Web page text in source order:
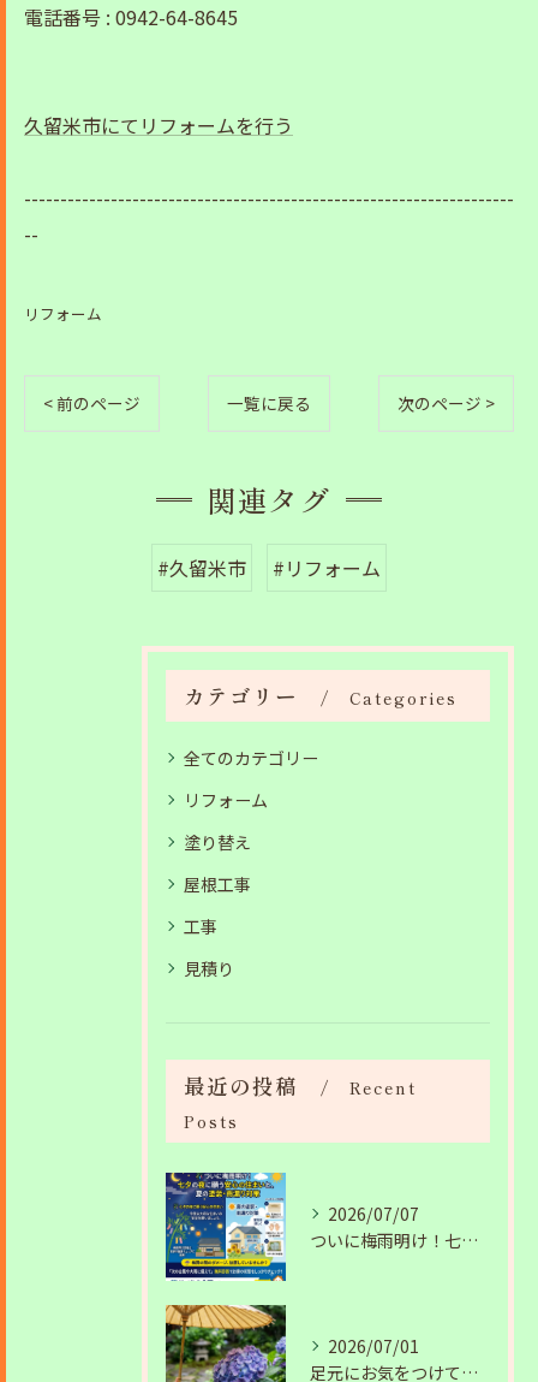
電話番号 : 0942-64-8645
久留米市にてリフォームを行う
--------------------------------------------------------------------
--
リフォーム
< 前のページ 一覧に戻る 次のページ >
関連タグ
#久留米市 #リフォーム
カテゴリー Categories
全てのカテゴリー
リフォーム
塗り替え
屋根工事
工事
見積り
最近の投稿
Recent
Posts
2026/07/07
ついに梅雨明け！七夕の夜に願う安心の住まいと、夏の塗装・雨漏り対策
2026/07/01
足元にお気をつけて。梅雨の季節を安全・快適に乗り切るコツ